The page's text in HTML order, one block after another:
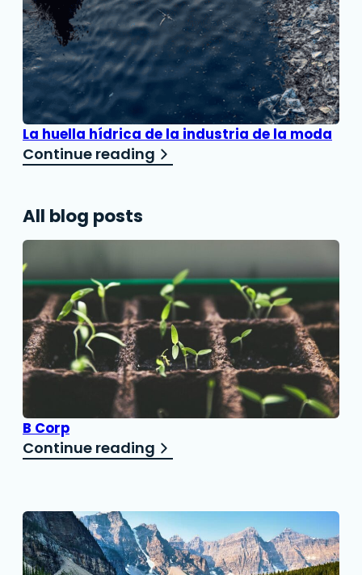
La huella hídrica de la industria de la moda
Continue reading
All blog posts
B Corp
Continue reading